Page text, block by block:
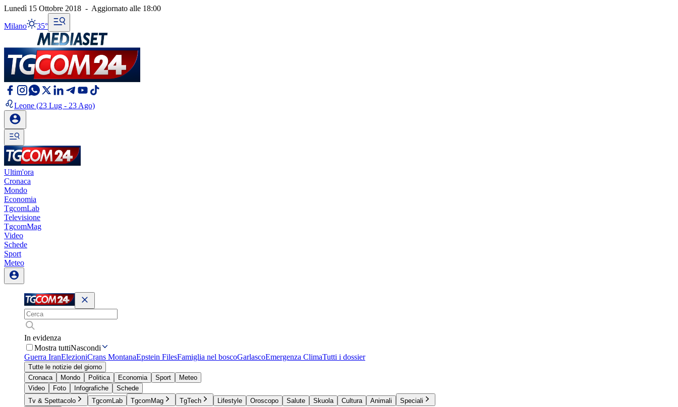
Lunedì 15 Ottobre 2018 - Aggiornato alle 18:00
Milano 35°
Leone (23 Lug - 23 Ago)
Ultim'ora
Cronaca
Mondo
Economia
TgcomLab
Televisione
TgcomMag
Video
Schede
Sport
Meteo
In evidenza
Mostra tuttiNascondi
Guerra IranElezioniCrans MontanaEpstein FilesFamiglia nel boscoGarlascoEmergenza ClimaTutti i dossier
Tutte le notizie del giorno
Cronaca
Mondo Politica Economia Sport
Meteo
Video
Foto Infografiche
Schede
Tv & Spettacolo
TgcomLab TgcomMag TgTech Lifestyle Oroscopo Salute Skuola Cultura Animali
Speciali